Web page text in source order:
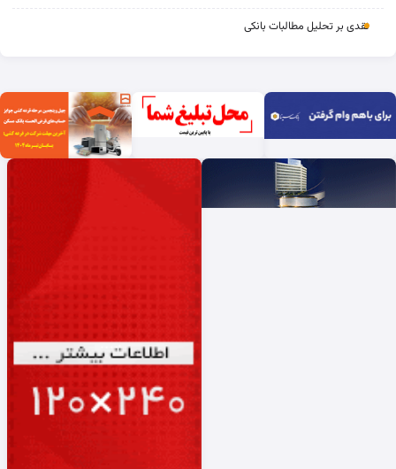
نقدی بر تحلیل مطالبات بانکی